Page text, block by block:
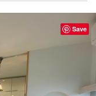
Save